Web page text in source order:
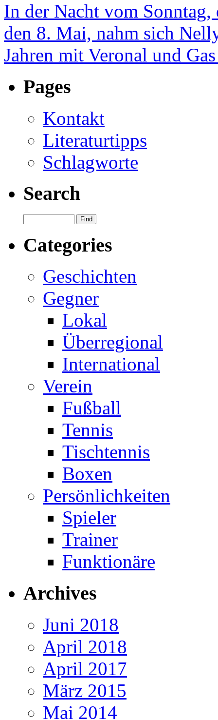
In der Nacht vom
den 8. Mai, nahm sich
Jahren mit Veronal und
Pages
Kontakt
Literaturtipps
Schlagworte
Search
Categories
Geschichten
Gegner
Lokal
Überregional
International
Verein
Fußball
Tennis
Tischtennis
Boxen
Persönlichkeiten
Spieler
Trainer
Funktionäre
Archives
Juni 2018
April 2018
April 2017
März 2015
Mai 2014